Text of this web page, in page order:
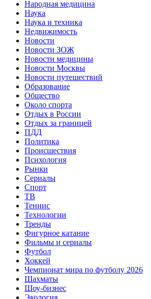
Народная медицина
Наука
Наука и техника
Недвижимость
Новости
Новости ЗОЖ
Новости медицины
Новости Москвы
Новости путешествий
Образование
Общество
Около спорта
Отдых в России
Отдых за границей
ПДД
Политика
Происшествия
Психология
Рынки
Сериалы
Спорт
ТВ
Теннис
Технологии
Тренды
Фигурное катание
Фильмы и сериалы
Футбол
Хоккей
Чемпионат мира по футболу 2026
Шахматы
Шоу-бизнес
Экология